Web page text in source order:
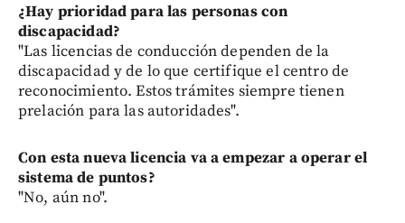
¿Hay prioridad para las personas con
discapacidad?
"Las licencias de conducción dependen de la
discapacidad y de lo que certifique el centro de
reconocimiento. Estos trámites siempre tienen
prelación para las autoridades".
Con esta nueva licencia va a empezar a operar el
sistema de puntos?
"No, aún no".